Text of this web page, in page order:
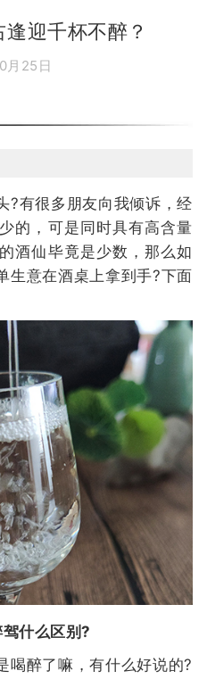
迎千杯不醉？
月25日
?有很多朋友向我倾诉，经
的，可是同时具有高含量
酒仙毕竟是少数，那么如
生意在酒桌上拿到手?下面
什么区别?
喝醉了嘛，有什么好说的?